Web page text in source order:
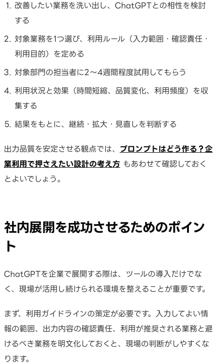
改善したい業務を洗い出し、ChatGPTとの相性を検討
する
対象業務を1つ選び、利用ルール（入力範囲・確認責任・
利用目的）を定める
対象部門の担当者に2〜4週間程度試用してもらう
利用状況と効果（時間短縮、品質変化、利用頻度）を収
集する
結果をもとに、継続・拡大・見直しを判断する
出力品質を安定させる観点では、 プロンプトはどう作る？企
業利用で押さえたい設計の考え方 もあわせて確認しておく
とよいでしょう。
社内展開を成功させるためのポイン
ト
ChatGPTを企業で展開する際は、ツールの導入だけでな
く、現場が活用し続けられる環境を整えることが重要です。
まず、利用ガイドラインの策定が必要です。入力してよい情
報の範囲、出力内容の確認責任、利用が推奨される業務と避
けるべき業務を明文化しておくと、現場の判断がしやすくな
ります。